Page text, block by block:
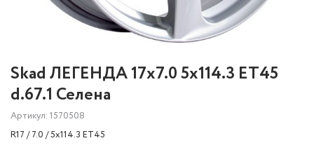
Skad ЛЕГЕНДА 17x7.0 5x114.3 ET45
d.67.1 Селена
Артикул: 1570508
R17 / 7.0 / 5x114.3 ET45